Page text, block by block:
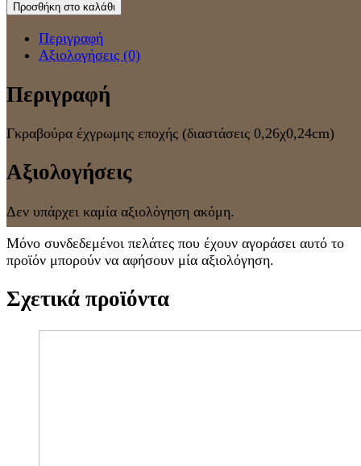
Προσθήκη στο καλάθι
Περιγραφή
Αξιολογήσεις (0)
Περιγραφή
Γκραβούρα έχγρωμης εποχής (διαστάσεις 0,26χ0,24cm)
Αξιολογήσεις
Δεν υπάρχει καμία αξιολόγηση ακόμη.
Μόνο συνδεδεμένοι πελάτες που έχουν αγοράσει αυτό το
προϊόν μπορούν να αφήσουν μία αξιολόγηση.
Σχετικά προϊόντα